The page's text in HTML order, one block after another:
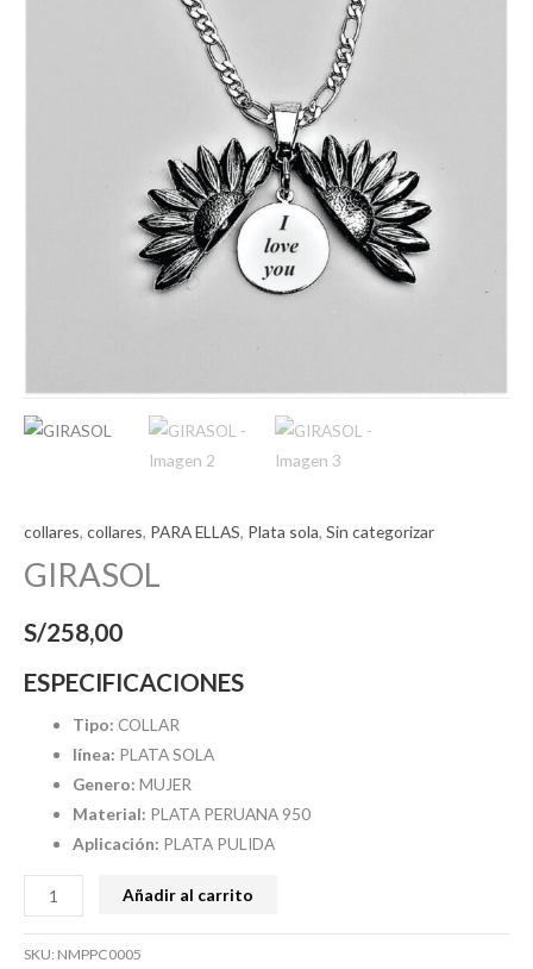
collares, collares, PARA ELLAS, Plata sola, Sin categorizar
GIRASOL
S/258,00
ESPECIFICACIONES
Tipo: COLLAR
línea: PLATA SOLA
Genero: MUJER
Material: PLATA PERUANA 950
Aplicación: PLATA PULIDA
Añadir al carrito
SKU: NMPPC0005